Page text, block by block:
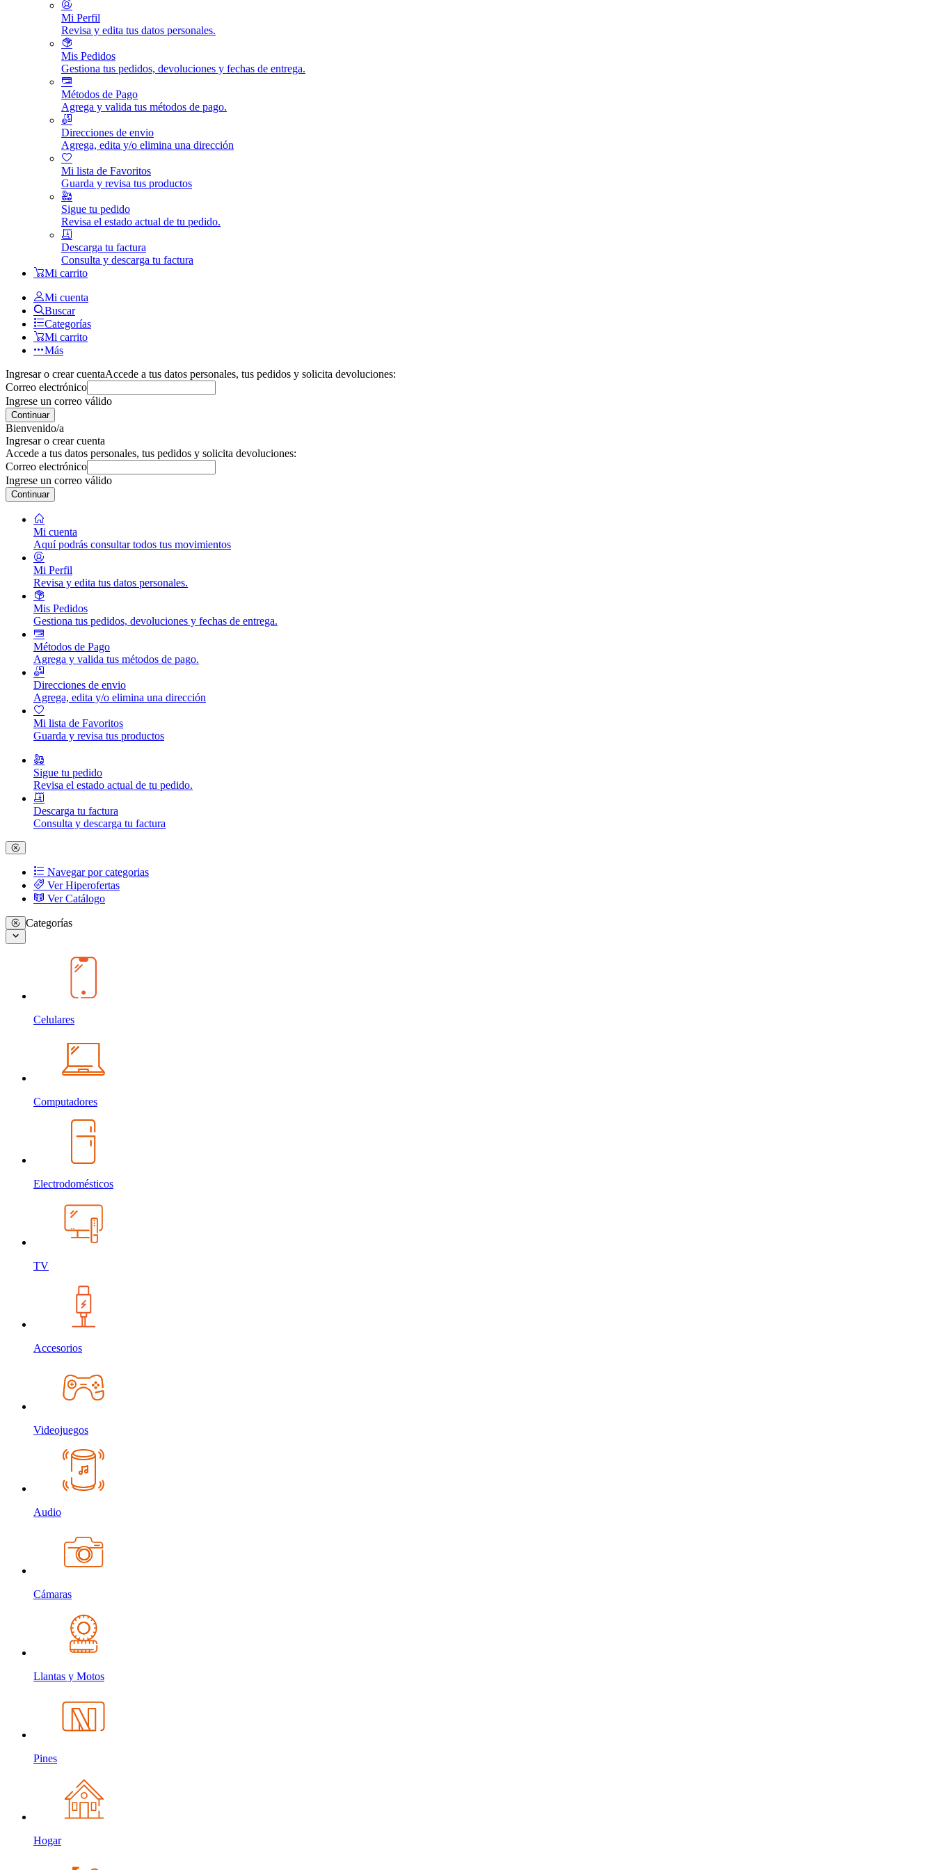
Mi Perfil
Revisa y edita tus datos personales.
Mis Pedidos
Gestiona tus pedidos, devoluciones y fechas de entrega.
Métodos de Pago
Agrega y valida tus métodos de pago.
Direcciones de envio
Agrega, edita y/o elimina una dirección
Mi lista de Favoritos
Guarda y revisa tus productos
Sigue tu pedido
Revisa el estado actual de tu pedido.
Descarga tu factura
Consulta y descarga tu factura
Mi carrito
Mi cuenta
Buscar
Categorías
Mi carrito
Más
Ingresar o crear cuentaAccede a tus datos personales, tus pedidos y solicita devoluciones:
Correo electrónico
Ingrese un correo válido
Continuar
Bienvenido/a
Ingresar o crear cuenta
Accede a tus datos personales, tus pedidos y solicita devoluciones:
Correo electrónico
Ingrese un correo válido
Continuar
Mi cuenta
Aquí podrás consultar todos tus movimientos
Mi Perfil
Revisa y edita tus datos personales.
Mis Pedidos
Gestiona tus pedidos, devoluciones y fechas de entrega.
Métodos de Pago
Agrega y valida tus métodos de pago.
Direcciones de envio
Agrega, edita y/o elimina una dirección
Mi lista de Favoritos
Guarda y revisa tus productos
Sigue tu pedido
Revisa el estado actual de tu pedido.
Descarga tu factura
Consulta y descarga tu factura
Navegar por categorias
Ver Hiperofertas
Ver Catálogo
Categorías
Celulares
Computadores
Electrodomésticos
TV
Accesorios
Videojuegos
Audio
Cámaras
Llantas y Motos
Pines
Hogar